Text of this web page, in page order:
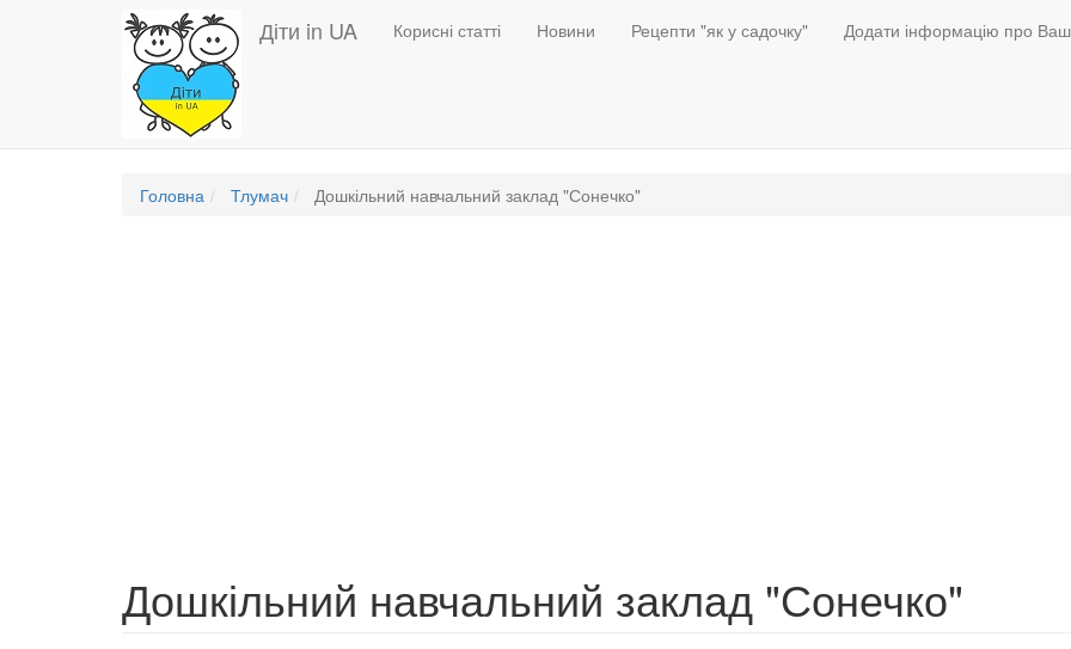
Діти in UA
Основная
навигация
Корисні статті Новини Рецепти "як у садочку" Додати інформацію про
Головна Тлумач Дошкільний навчальний заклад "Сонечко"
Дошкільний навчальний заклад "Сонечко"